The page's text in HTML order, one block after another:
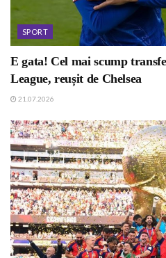
SPORT
E gata! Cel mai scump
League, reușit de Chelsea
21.07.2026